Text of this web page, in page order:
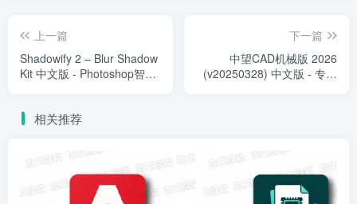
上一篇
Shadowify 2 – Blur Shadow
Kit 中文版 - Photoshop智能
下一篇
中望CAD机械版 2026
(v20250328) 中文版 - 专业
相关推荐